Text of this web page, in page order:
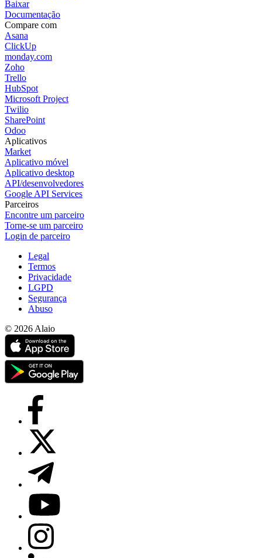
Baixar
Documentação
Compare com
Asana
ClickUp
monday.com
Zoho
Trello
HubSpot
Microsoft Project
Twilio
SharePoint
Odoo
Aplicativos
Market
Aplicativo móvel
Aplicativo desktop
API/desenvolvedores
Google API Services
Parceiros
Encontre um parceiro
Torne-se um parceiro
Login de parceiro
Legal
Termos
Privacidade
LGPD
Segurança
Abuso
© 2026 Alaio